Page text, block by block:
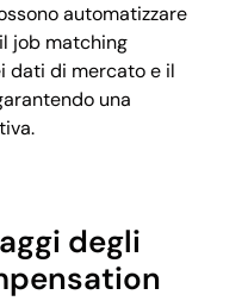
automatizzare
job matching
dati di mercato e il
una
degli